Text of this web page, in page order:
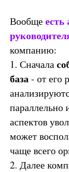
Вообще
компанию:
1. Сначала
база- от его
параллельно
аспектов
может
чаще всего
2. Далее